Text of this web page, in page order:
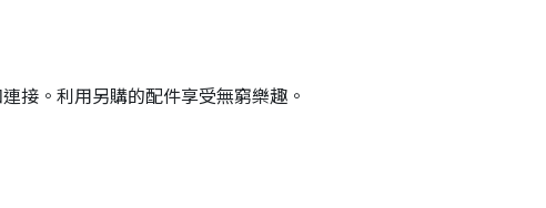
接。利用另購的配件享受無窮樂趣。